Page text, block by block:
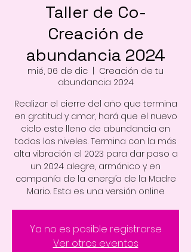
Taller de Co-
Creación de
abundancia 2024
mié, 06 de dic
  |
Creación de tu
abundancia 2024
Realizar el cierre del año que termina
en gratitud y amor, hará que el nuevo
ciclo este lleno de abundancia en
todos los niveles. Termina con la más
alta vibración el 2023 para dar paso a
un 2024 alegre, armónico y en
compañía de la energía de la Madre
Mario. Esta es una versión online
Ya no es posible registrarse
Ver otros eventos